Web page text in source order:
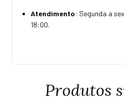
Atendimento: Segunda a
18:00.
Produtos